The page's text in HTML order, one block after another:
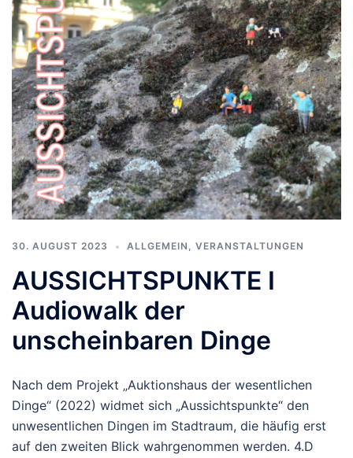
30. AUGUST 2023 ALLGEMEIN , VERANSTALTUNGEN
AUSSICHTSPUNKTE I
Audiowalk der
unscheinbaren Dinge
Nach dem Projekt „Auktionshaus der wesentlichen
Dinge“ (2022) widmet sich „Aussichtspunkte“ den
unwesentlichen Dingen im Stadtraum, die häufig erst
auf den zweiten Blick wahrgenommen werden. 4.D